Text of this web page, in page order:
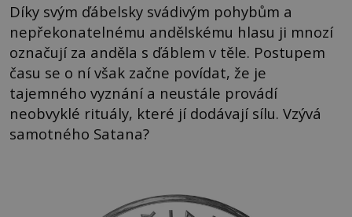
Díky svým ďábelsky svádivým pohybům a
nepřekonatelnému andělskému hlasu ji mnozí
označují za anděla s ďáblem v těle. Postupem
času se o ní však začne povídat, že je
tajemného vyznání a neustále provádí
neobvyklé rituály, které jí dodávají sílu. Vzývá
samotného Satana?